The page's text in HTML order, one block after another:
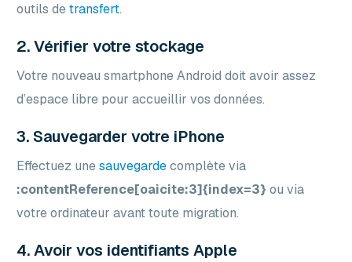
outils detransfert.
2. Vérifier votre stockage
Votre nouveau smartphone Android doit avoir assez
d’espace libre pour accueillir vos données.
3. Sauvegarder votre iPhone
Effectuez unesauvegardecomplète via
:contentReference[oaicite:3]{index=3} ou via
votre ordinateur avant toute migration.
4. Avoir vos identifiants Apple